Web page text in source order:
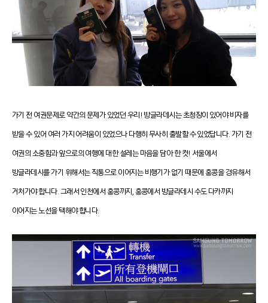
가기 전 여권문제로 약간의 문제가 있었던 우리! 방글라데시는 초청장이 있어야 비자를
받을 수 있어 여러 가지 어려움이 있었으나 다행히 무사히 출발할 수 있었답니다. 가기 전
여권의 소중함과 앞으로의 여행에 대한 설레는 마음을 담아 한 컷! 서울에서
방글라데시를 가기 위해서는 직통으로 이어지는 비행기가 없기 때문에 홍콩을 경유해서
거처가야 합니다.그래서 인천에서 홍콩까지, 홍콩에서 방글라데시 수도 다카까지
이어지는 노선을 택해야 합니다.